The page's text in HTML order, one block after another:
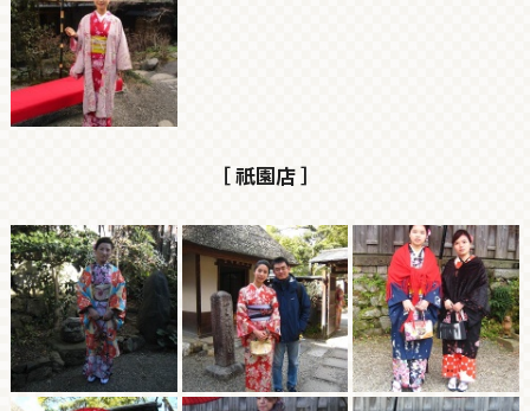
［ 祇園店 ］